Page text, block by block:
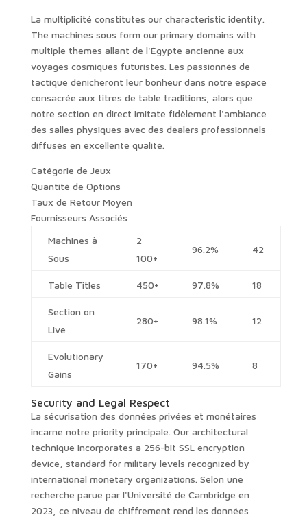
La multiplicité constitutes our characteristic identity.
The machines sous form our primary domains with
multiple themes allant de l'Égypte ancienne aux
voyages cosmiques futuristes. Les passionnés de
tactique dénicheront leur bonheur dans notre espace
consacrée aux titres de table traditions, alors que
notre section en direct imitate fidèlement l'ambiance
des salles physiques avec des dealers professionnels
diffusés en excellente qualité.
Catégorie de Jeux
Quantité de Options
Taux de Retour Moyen
Fournisseurs Associés
Machines à
Sous
2
100+
96.2% 42
Table Titles 450+ 97.8% 18
Section on
Live
280+ 98.1% 12
Evolutionary
Gains
170+ 94.5% 8
Security and Legal Respect
La sécurisation des données privées et monétaires
incarne notre priority principale. Our architectural
technique incorporates a 256-bit SSL encryption
device, standard for military levels recognized by
international monetary organizations. Selon une
recherche parue par l'Université de Cambridge en
2023, ce niveau de chiffrement rend les données